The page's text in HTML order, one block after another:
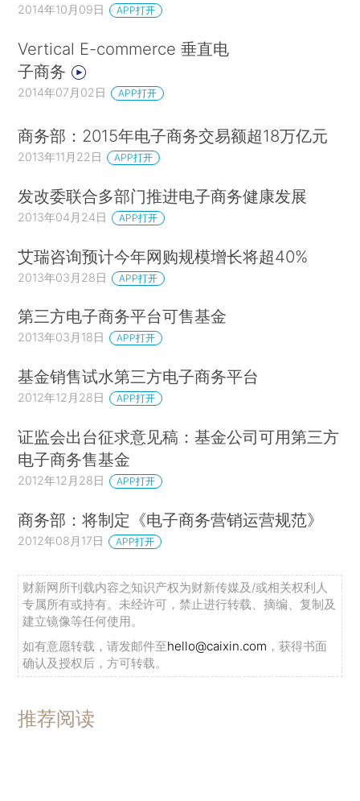
2014年10月09日 APP打开
Vertical E-commerce 垂直电
子商务
2014年07月02日 APP打开
商务部：2015年电子商务交易额超18万亿元
2013年11月22日 APP打开
发改委联合多部门推进电子商务健康发展
2013年04月24日 APP打开
艾瑞咨询预计今年网购规模增长将超40%
2013年03月28日 APP打开
第三方电子商务平台可售基金
2013年03月18日 APP打开
基金销售试水第三方电子商务平台
2012年12月28日 APP打开
证监会出台征求意见稿：基金公司可用第三方
电子商务售基金
2012年12月28日 APP打开
商务部：将制定《电子商务营销运营规范》
2012年08月17日 APP打开
财新网所刊载内容之知识产权为财新传媒及/或相关权利人
专属所有或持有。未经许可，禁止进行转载、摘编、复制及
建立镜像等任何使用。
如有意愿转载，请发邮件至hello@caixin.com ，获得书面
确认及授权后，方可转载。
推荐阅读